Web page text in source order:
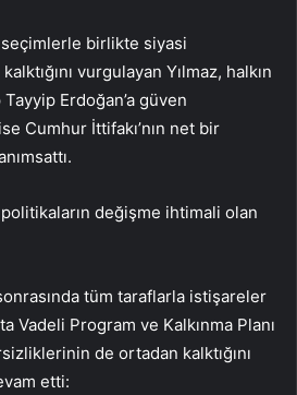
seçimlerle birlikte siyasi
vurgulayan Yılmaz, halkın
Erdoğan’a güven
Cumhur İttifakı’nın net bir
değişme ihtimali olan
tüm taraflarla istişareler
Vadeli Program ve Kalkınma Planı
de ortadan kalktığını
etti: